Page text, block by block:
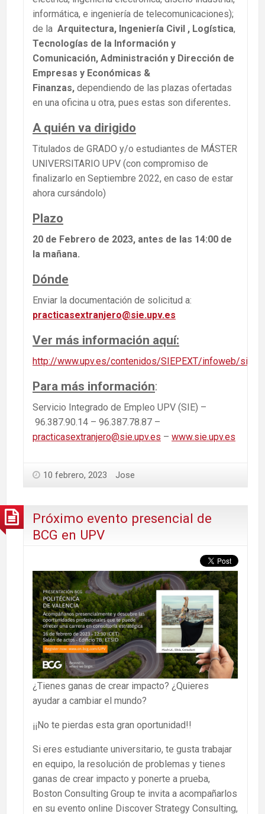
informática, e ingeniería de telecomunicaciones);
de la Arquitectura, Ingeniería Civil , Logística,
Tecnologías de la Información y
Comunicación, Administración y Dirección de
Empresas y Económicas &
Finanzas, dependiendo de las plazas ofertadas
en una oficina u otra, pues estas son diferentes.
A quién va dirigido
Titulados de GRADO y/o estudiantes de MÁSTER
UNIVERSITARIO UPV (con compromiso de
finalizarlo en Septiembre 2022, en caso de estar
ahora cursándolo)
Plazo
20 de Febrero de 2023, antes de las 14:00 de
la mañana.
Dónde
Enviar la documentación de solicitud a:
practicasextranjero@sie.upv.es
Ver más información aquí:
http://www.upv.es/contenidos/SIEPEXT/infoweb/
Para más información:
Servicio Integrado de Empleo UPV (SIE) –
96.387.90.14 – 96.387.78.87 –
practicasextranjero@sie.upv.es – www.sie.upv.es
10 febrero, 2023 Jose
Próximo evento presencial de
BCG en UPV
¿Tienes ganas de crear impacto? ¿Quieres
ayudar a cambiar el mundo?
¡¡No te pierdas esta gran oportunidad!!
Si eres estudiante universitario, te gusta trabajar
en equipo, la resolución de problemas y tienes
ganas de crear impacto y ponerte a prueba,
Boston Consulting Group te invita a acompañarlos
en su evento online Discover Strategy Consulting,